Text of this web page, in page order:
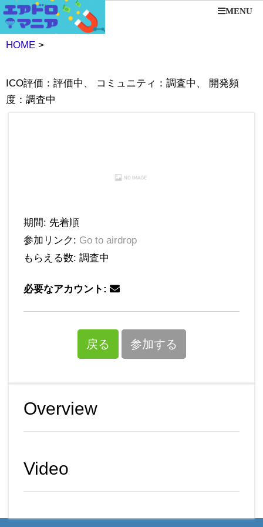
MENU
HOME >
ICO評価：評価中、 コミュニティ：調査中、 開発頻
度：調査中
期間: 先着順
参加リンク: Go to airdrop
もらえる数: 調査中
必要なアカウント:
戻る 参加する
Overview
Video